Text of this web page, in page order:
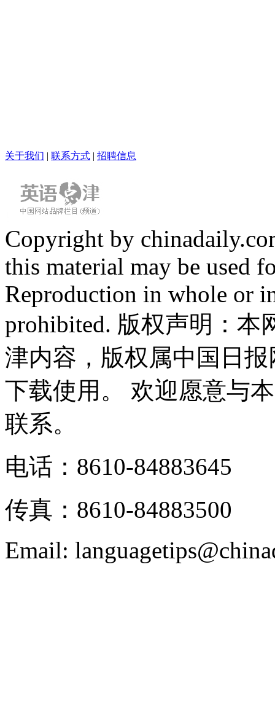
关于我们 | 联系方式 | 招聘信息
Copyright by
this material may be used
Reproduction in whole or
prohibited. 版权声明：
津内容，版权属中国日
下载使用。 欢迎愿意与
联系。
电话：8610-84883645
传真：8610-84883500
Email: